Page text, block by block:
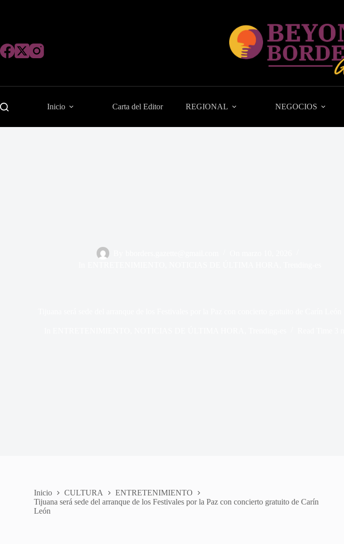
Inicio Carta del Editor REGIONAL NEGOCIOS
Inicio CULTURA
ENTRETENIMIENTO
Tijuana será sede del arranque de los Festivales por la Paz con concierto gratuito de Carín
León